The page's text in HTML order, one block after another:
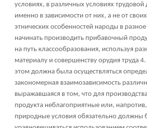
условиях, в различных условиях трудовой
именно в зависимости от них, а не от
этнических особенностей народы в
начинать производить прибавочный
на путь классообразования, используя
материалу и совершенству орудия труда 4
этом должна была осуществляться
закономерная взаимозависимость
выражавшаяся в том, что для
продукта неблагоприятные или,
природные условия обязательно должны